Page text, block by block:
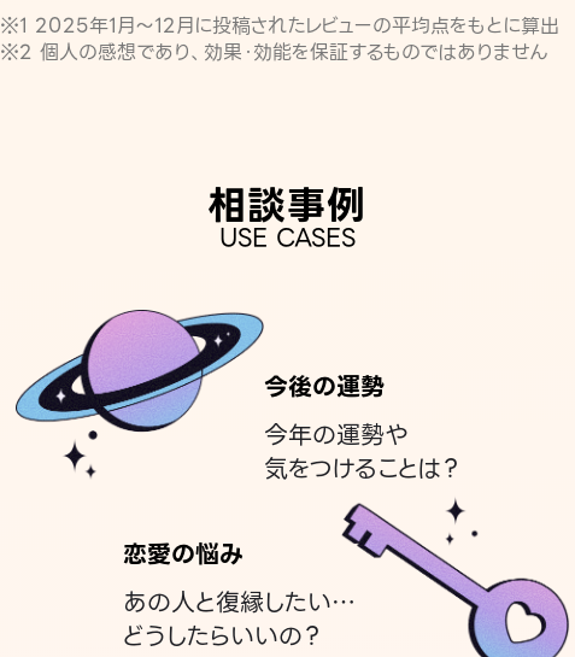
※1 2025年1月〜12月に投稿されたレビューの平均点をもとに算出
※2 個人の感想であり、効果・効能を保証するものではありません
相談事例
USE CASES
今後の運勢
今年の運勢や
気をつけることは？
恋愛の悩み
あの人と復縁したい…
どうしたらいいの？